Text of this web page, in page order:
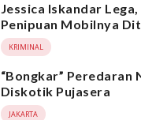
Jessica Iskandar Lega,
Penipuan Mobilnya
KRIMINAL
“Bongkar” Peredaran
Diskotik Pujasera
JAKARTA